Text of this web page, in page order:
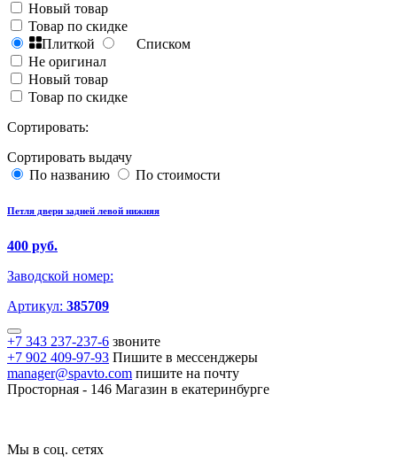
Новый товар
Товар по скидке
Плиткой
Списком
Не оригинал
Новый товар
Товар по скидке
Сортировать:
Сортировать выдачу
По названию
По стоимости
Петля двери задней левой нижняя
400 руб.
Заводской номер:
Артикул: 385709
+7 343 237-237-6 звоните
+7 902 409-97-93 Пишите в мессенджеры
manager@spavto.com пишите на почту
Просторная - 146 Магазин в екатеринбурге
Мы в соц. сетях